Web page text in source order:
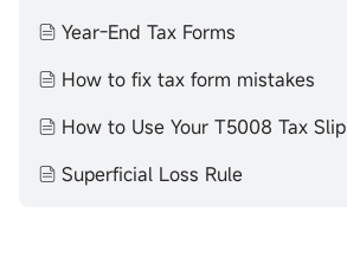
Year-End Tax Forms
How to fix tax form mistakes
How to Use Your T5008 Tax Slip
Superficial Loss Rule